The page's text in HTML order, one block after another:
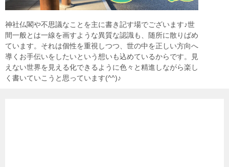
神社仏閣や不思議なことを主に書き記す場でございます♪世
間一般とは一線を画すような異質な認識も、随所に散りばめ
ています。それは個性を重視しつつ、世の中を正しい方向へ
導くお手伝いをしたいという想いも込めているからです。見
えない世界を見える化できるように色々と精進しながら楽し
く書いていこうと思っています(^^)♪